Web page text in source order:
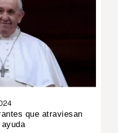
que atraviesan